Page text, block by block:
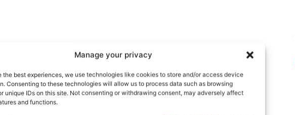
Manage your privacy
the best experiences, we use technologies like cookies to store and/or access device
Consenting to these technologies will allow us to process data such as browsing
unique IDs on this site. Not consenting or withdrawing consent, may adversely affect
and functions.
Geopolitica